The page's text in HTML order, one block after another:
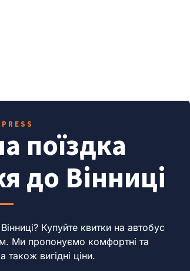
поїздка
до Вінниці
Купуйте квитки на автобус
Ми пропонуємо комфортні та
також вигідні ціни.